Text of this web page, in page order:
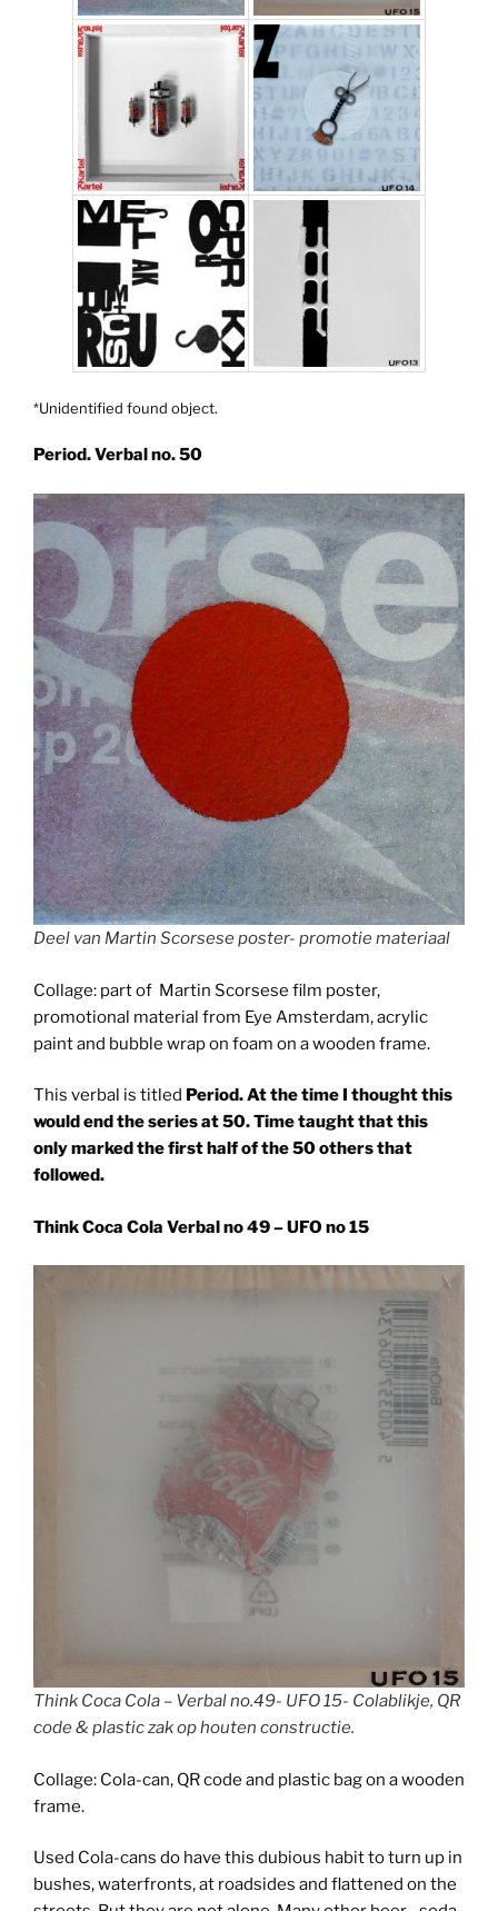
*Unidentified found object.
Period. Verbal no. 50
Deel van Martin Scorsese poster- promotie materiaal
Collage: part of Martin Scorsese film poster,
promotional material from Eye Amsterdam, acrylic
paint and bubble wrap on foam on a wooden frame.
This verbal is titled Period. At the time I thought this
would end the series at 50. Time taught that this
only marked the first half of the 50 others that
followed.
Think Coca Cola Verbal no 49 – UFO no 15
Think Coca Cola – Verbal no.49- UFO 15- Colablikje, QR
code & plastic zak op houten constructie.
Collage: Cola-can, QR code and plastic bag on a wooden
frame.
Used Cola-cans do have this dubious habit to turn up in
bushes, waterfronts, at roadsides and flattened on the